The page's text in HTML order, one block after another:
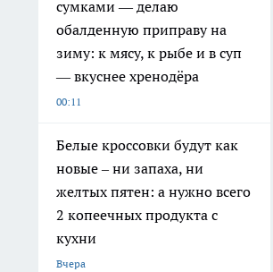
сумками — делаю
обалденную приправу на
зиму: к мясу, к рыбе и в суп
— вкуснее хренодёра
00:11
Белые кроссовки будут как
новые – ни запаха, ни
желтых пятен: а нужно всего
2 копеечных продукта с
кухни
Вчера